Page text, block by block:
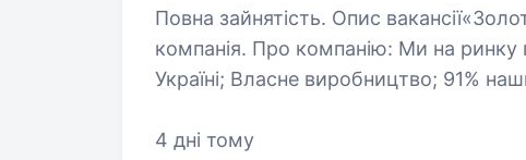
Повна зайнятість. Опис вакансії«Золотий Вік» — національна ювелірна
компанія. Про компанію: Ми на ринку понад 25 років; 517 магазинів по всій
Україні; Власне виробництво; 91% наших директорів починали з лінійних
4 дні тому